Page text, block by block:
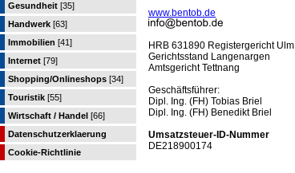
Gesundheit [35]
Handwerk [63]
Immobilien [41]
Internet [79]
Shopping/Onlineshops [34]
Touristik [55]
Wirtschaft / Handel [66]
Datenschutzerklaerung
Cookie-Richtlinie
www.bentob.de
HRB 631890 Registergericht Ulm
Gerichtsstand Langenargen
Amtsgericht Tettnang
Geschäftsführer:
Dipl. Ing. (FH) Tobias Briel
Dipl. Ing. (FH) Benedikt Briel
Umsatzsteuer-ID-Nummer
DE218900174